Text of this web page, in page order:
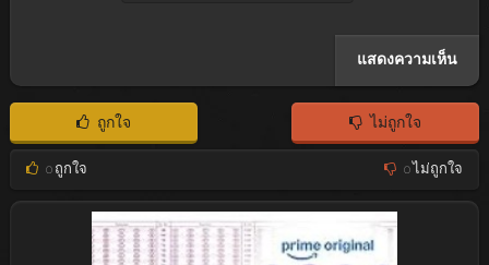
ถูกใจ ไม่ถูกใจ
0ถูกใจ 0ไม่ถูกใจ